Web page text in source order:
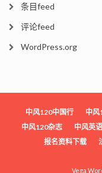
条目feed
评论feed
WordPress.org
中风120中国行 中风
中风120杂志
中风英
报名资料下载
Vega